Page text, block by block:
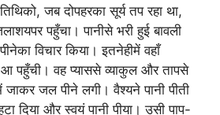
जब दोपहरका सूर्य तप रहा था,
पहुँचा। पानीसे भरी हुई बावली
विचार किया। इतनेहीमें वहाँ
पहुँची। वह प्याससे व्याकुल और तापसे
जाकर जल पीने लगी। वैश्यने पानी पीती
दिया और स्वयं पानी पीया। उसी पाप-